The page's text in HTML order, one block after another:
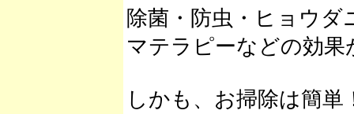
除菌・防虫・ヒョウ
マテラピーなどの効果
しかも、お掃除は簡